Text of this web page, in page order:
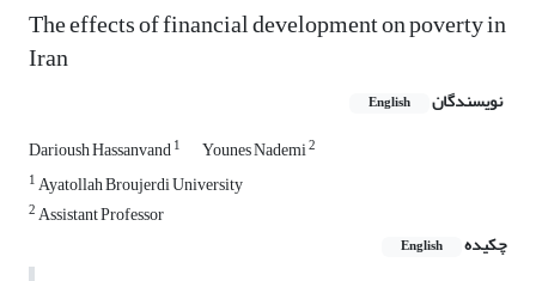
The effects of financial development on poverty in
Iran
نویسندگان English
Darioush Hassanvand1 Younes Nademi2
1Ayatollah Broujerdi University
2Assistant Professor
چکیده
English